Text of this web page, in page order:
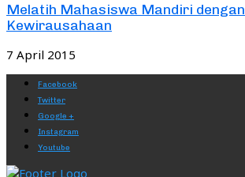
Melatih Mahasiswa Mandiri dengan
Kewirausahaan
7 April 2015
Facebook
Twitter
Google +
Instagram
Youtube